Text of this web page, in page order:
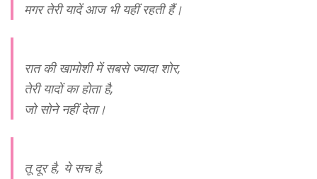
मगर तेरी यादें आज भी यहीं रहती हैं।
रात की खामोशी में सबसे ज्यादा शोर,
तेरी यादों का होता है,
जो सोने नहीं देता।
तू दूर है, ये सच है,